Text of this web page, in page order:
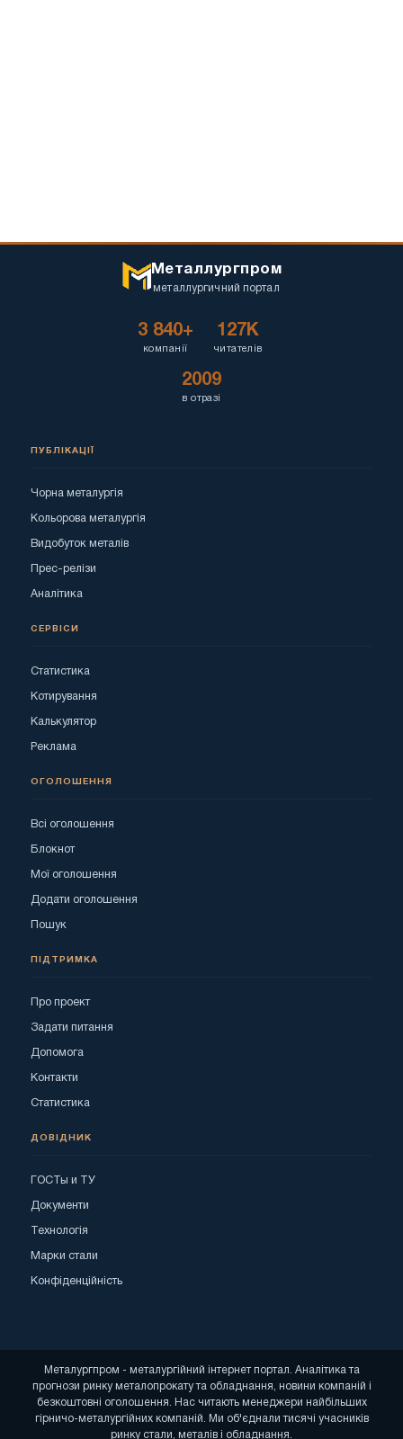
Металлургпром
металлургичний портал
3 840+
компанії
127K
читателів
2009
в отразі
ПУБЛІКАЦІЇ
Чорна металургія
Кольорова металургія
Видобуток металів
Прес-релізи
Аналітика
СЕРВІСИ
Статистика
Котирування
Калькулятор
Реклама
ОГОЛОШЕННЯ
Всі оголошення
Блокнот
Мої оголошення
Додати оголошення
Пошук
ПІДТРИМКА
Про проект
Задати питання
Допомога
Контакти
Статистика
ДОВІДНИК
ГОСТы и ТУ
Документи
Технологія
Марки стали
Конфіденційність
Металургпром - металургійний інтернет портал. Аналітика та
прогнози ринку металопрокату та обладнання, новини компаній і
безкоштовні оголошення. Нас читають менеджери найбільших
гірничо-металургійних компаній. Ми об'єднали тисячі учасників
ринку стали, металів і обладнання.